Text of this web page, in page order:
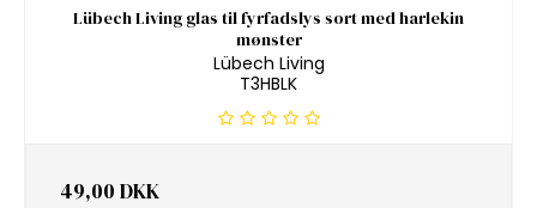
Lübech Living glas til fyrfadslys sort med harlekin
mønster
Lübech Living
T3HBLK
49,00 DKK